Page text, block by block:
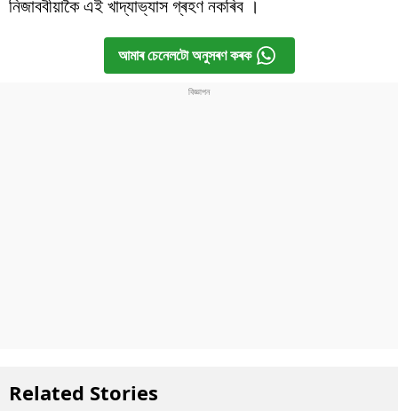
নিজাববীয়াকৈ এই খাদ্যাভ্যাস গ্ৰহণ নকৰিব ।
আমাৰ চেনেলটো অনুসৰণ কৰক
Related Stories